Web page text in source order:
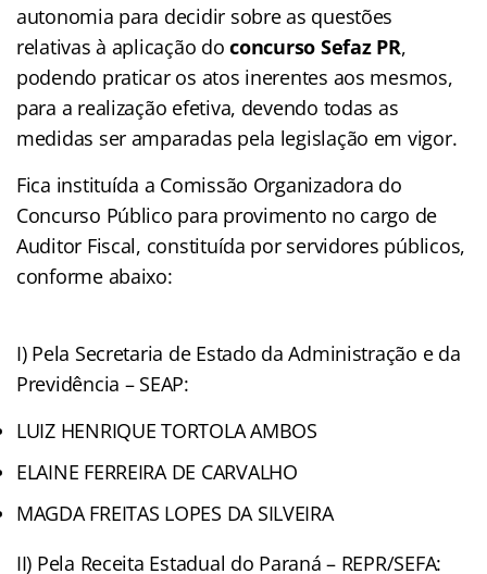
autonomia para decidir sobre as questões
relativas à aplicação doconcurso Sefaz PR,
podendo praticar os atos inerentes aos mesmos,
para a realização efetiva, devendo todas as
medidas ser amparadas pela legislação em vigor.
Fica instituída a Comissão Organizadora do
Concurso Público para provimento no cargo de
Auditor Fiscal, constituída por servidores públicos,
conforme abaixo:
I) Pela Secretaria de Estado da Administração e da
Previdência – SEAP:
LUIZ HENRIQUE TORTOLA AMBOS
ELAINE FERREIRA DE CARVALHO
MAGDA FREITAS LOPES DA SILVEIRA
II) Pela Receita Estadual do Paraná – REPR/SEFA: